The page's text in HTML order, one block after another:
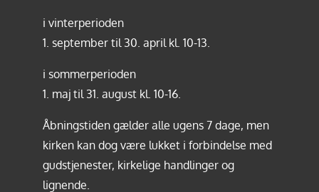
i vinterperioden
1. september til 30. april kl. 10-13.
i sommerperioden
1. maj til 31. august kl. 10-16.
Åbningstiden gælder alle ugens 7 dage, men
kirken kan dog være lukket i forbindelse med
gudstjenester, kirkelige handlinger og
lignende.